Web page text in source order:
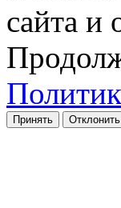
сайта и
Принять Отклонить